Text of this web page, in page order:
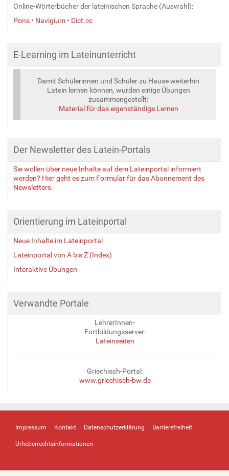
Online-Wörterbücher der lateinischen Sprache (Auswahl):
Pons • Navigium • Dict.cc
E-Learning im Lateinunterricht
Damit Schülerinnen und Schüler zu Hause weiterhin
Latein lernen können, wurden einige Übungen
zusammengestellt:
Material für das eigenständige Lernen
Der Newsletter des Latein-Portals
Sie wollen über neue Inhalte auf dem Lateinportal informiert
werden? Hier geht es zum Formular für das Abonnement des
Newsletters.
Orientierung im Lateinportal
Neue Inhalte im Lateinportal
Lateinportal von A bis Z (Index)
Interaktive Übungen
Verwandte Portale
LehrerInnen-
Fortbildungsserver:
Lateinseiten
Griechisch-Portal:
www.griechisch-bw.de
Impressum Kontakt Datenschutzerklärung Barrierefreiheit
Urheberrechtsinformationen